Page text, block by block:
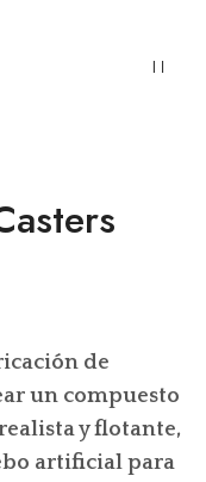
de
un compuesto
y flotante,
artificial para